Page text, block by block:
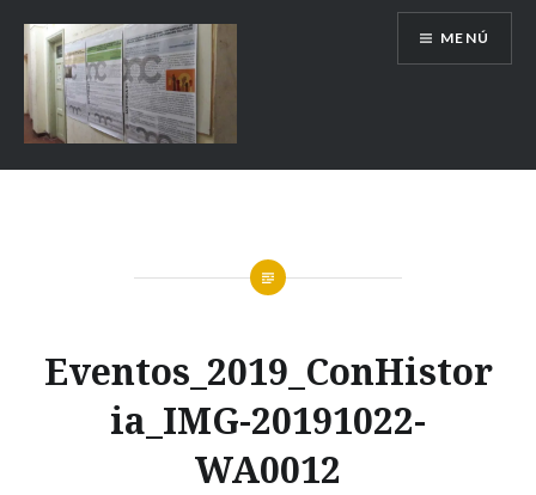
Escuela de Historia
MENÚ
Eventos_2019_ConHistor
ia_IMG-20191022-
WA0012